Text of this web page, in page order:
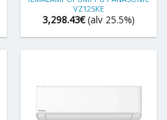
VZ12SKE
3,298.43€ (alv 25.5%)